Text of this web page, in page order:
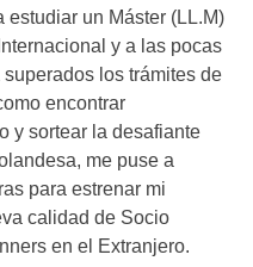
estudiar un Máster (LL.M)
y a las pocas
los trámites de
encontrar
y sortear la desafiante
me puse a
para estrenar mi
calidad de Socio
en el Extranjero.